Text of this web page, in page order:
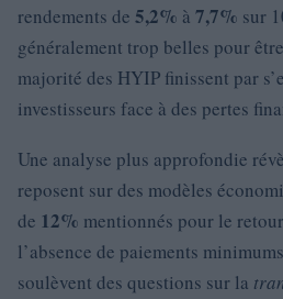
rendements de 5,2% à 7,7% sur
généralement trop belles pour
majorité des HYIP finissent par
investisseurs face à des pertes
Une analyse plus approfondie
reposent sur des modèles
de 12% mentionnés pour le
l’absence de paiements
soulèvent des questions sur la